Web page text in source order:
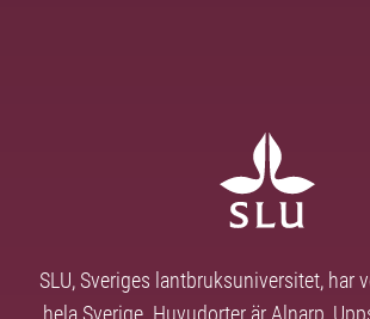
SLU, Sveriges lantbruksuniversitet, har
hela Sverige. Huvudorter är Alnarp,